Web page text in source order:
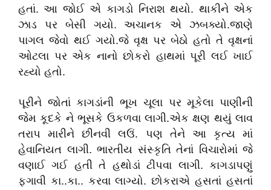
હતાં. આ જોઈ એ કાગડો નિરાશ થયો. થાકીને એક
ઝાડ પર બેસી ગયો. અચાનક એ ઝબક્યો.જાણે
પાગલ જેવો થઈ ગયો.જે વૃક્ષ પર બેઠો હતો તે વૃક્ષનાં
ઓટલા પર એક નાનો છોકરો હાથમાં પૂરી લઈ ખાઈ
રહ્યો હતો.
પૂરીને જોતાં કાગડાંની ભૂખ ચૂલા પર મૂકેલા પાણીની
જેમ કૂદકે ને ભૂસકે ઉકળવા લાગી.એક ક્ષણ થયું લાવ
તરાપ મારીને છીનવી લઉં. પણ તેને આ કૃત્ય માં
હેવાનિયત લાગી. ભારતીય સંસ્કૃતિ તેનાં વિચારોમાં જે
વણાઈ ગઈ હતી તે હથોડાં ટીપવા લાગી. કાગડાપણું
ફગાવી કા..કા.. કરવા લાગ્યો. છોકરાએ હસતાં હસતાં